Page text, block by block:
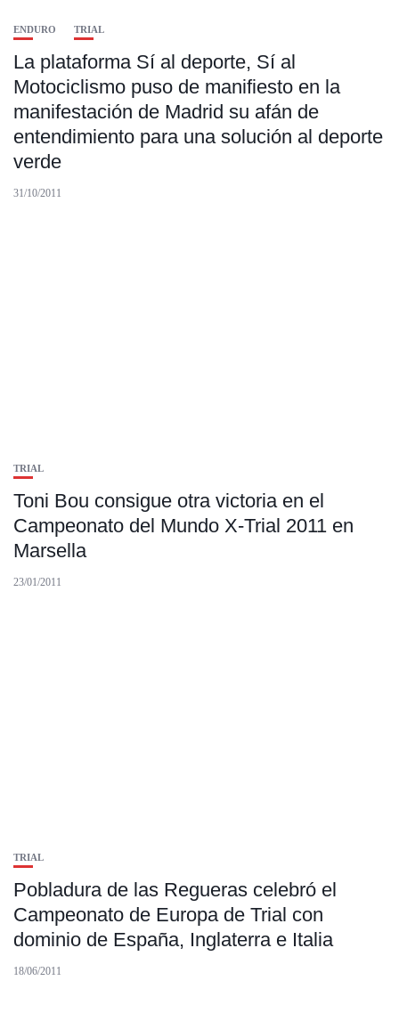
ENDURO TRIAL
La plataforma Sí al deporte, Sí al
Motociclismo puso de manifiesto en la
manifestación de Madrid su afán de
entendimiento para una solución al deporte
verde
31/10/2011
TRIAL
Toni Bou consigue otra victoria en el
Campeonato del Mundo X-Trial 2011 en
Marsella
23/01/2011
TRIAL
Pobladura de las Regueras celebró el
Campeonato de Europa de Trial con
dominio de España, Inglaterra e Italia
18/06/2011